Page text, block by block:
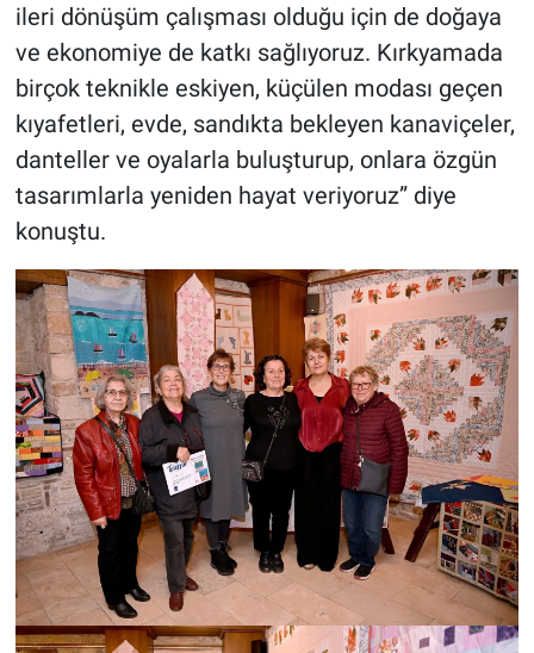
ileri dönüşüm çalışması olduğu için de doğaya
ve ekonomiye de katkı sağlıyoruz. Kırkyamada
birçok teknikle eskiyen, küçülen modası geçen
kıyafetleri, evde, sandıkta bekleyen kanaviçeler,
danteller ve oyalarla buluşturup, onlara özgün
tasarımlarla yeniden hayat veriyoruz” diye
konuştu.